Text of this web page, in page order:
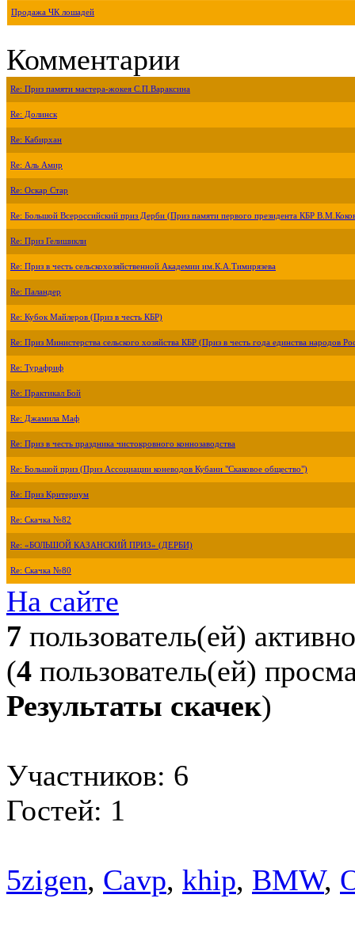
Продажа ЧК лошадей
Комментарии
Re: Приз памяти мастера-жокея С.П.Вараксина
Re: Долинск
Re: Кабирхан
Re: Аль Амир
Re: Оскар Стар
Re: Большой Всероссийский приз Дерби (Приз памяти первого президента КБР
Re: Приз Гелишикли
Re: Приз в честь сельскохозяйственной Академии им.К.А.Тимирязева
Re: Паландер
Re: Кубок Майлеров (Приз в честь КБР)
Re: Приз Министерства сельского хозяйства КБР (Приз в честь года единства народов
Re: Турафриф
Re: Практикал Бой
Re: Джамила Маф
Re: Приз в честь праздника чистокровного коннозаводства
Re: Большой приз (Приз Ассоциации коневодов Кубани "Скаковое общество")
Re: Приз Критериум
Re: Скачка №82
Re: «БОЛЬШОЙ КАЗАНСКИЙ ПРИЗ» (ДЕРБИ)
Re: Скачка №80
На сайте
7 пользователь(ей) активно
(4 пользователь(ей)
Результаты скачек)
Участников: 6
Гостей: 1
5zigen, Cavp, khip, BMW,